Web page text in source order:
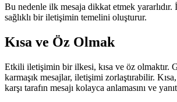
Bu nedenle ilk mesaja dikkat etmek yararlıdır.
sağlıklı bir iletişimin temelini oluşturur.
Kısa ve Öz Olmak
Etkili iletişimin bir ilkesi, kısa ve öz olmaktır.
karmaşık mesajlar, iletişimi zorlaştırabilir.
karşı tarafın mesajı kolayca anlamasını ve